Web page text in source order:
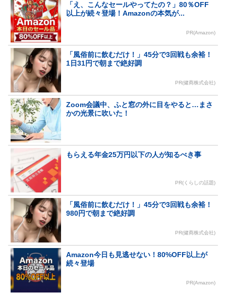
「え、こんなセールやってたの？」80％OFF
以上が続々登場！Amazonの本気が...
PR(Amazon)
「風俗前に飲むだけ！」45分で3回戦も余裕！
1日31円で朝まで絶好調
PR(健商株式会社)
Zoom会議中、ふと窓の外に目をやると…まさ
かの光景に吹いた！
もらえる年金25万円以下の人が知るべき事
PR(くらしの話題)
「風俗前に飲むだけ！」45分で3回戦も余裕！
980円で朝まで絶好調
PR(健商株式会社)
Amazon今日も見逃せない！80%OFF以上が
続々登場
PR(Amazon)